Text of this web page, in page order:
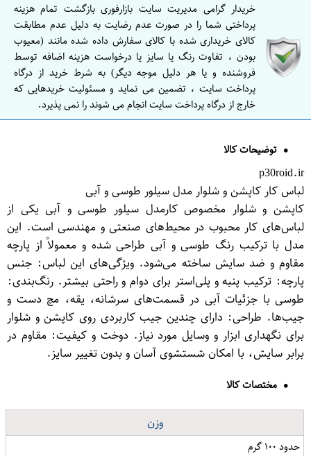
خریدار گرامی مدیریت سایت بازارفوری بازگشت تمام هزینه
پرداختی شما را در صورت عدم رضایت به دلیل عدم مطابقت
کالای خریداری شده با کالای سفارش داده شده مانند (معیوب
بودن ، تفاوت رنگ یا سایز یا درخواست هزینه اضافه توسط
فروشنده و یا هر دلیل موجه دیگر) به شرط خرید از درگاه
پرداخت سایت ، تضمین می نماید و مسئولیت خریدهایی که
خارج از درگاه پرداخت سایت انجام می شوند را نمی پذیرد.
توضیحات کالا
p30roid.ir
لباس کار کاپشن و شلوار مدل سیلور طوسی و آبی
کاپشن و شلوار مخصوص کارمدل سیلور طوسی و آبی یکی از
لباس‌های کار محبوب در محیط‌های صنعتی و مهندسی است. این
مدل با ترکیب رنگ طوسی و آبی طراحی شده و معمولاً از پارچه
مقاوم و ضد سایش ساخته می‌شود. ویژگی‌های این لباس: جنس
پارچه: ترکیب پنبه و پلی‌استر برای دوام و راحتی بیشتر. رنگ‌بندی:
طوسی با جزئیات آبی در قسمت‌های سرشانه، یقه، مچ دست و
جیب‌ها. طراحی: دارای چندین جیب کاربردی روی کاپشن و شلوار
برای نگهداری ابزار و وسایل مورد نیاز. دوخت و کیفیت: مقاوم در
برابر سایش، با امکان شستشوی آسان و بدون تغییر سایز.
مختصات کالا
وزن
حدود ۱۰۰ گرم